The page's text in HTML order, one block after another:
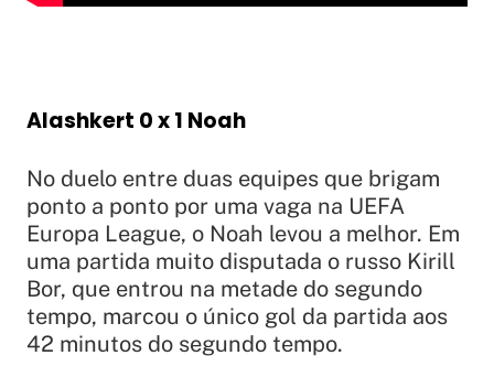
Alashkert 0 x 1 Noah
No duelo entre duas equipes que brigam
ponto a ponto por uma vaga na UEFA
Europa League, o Noah levou a melhor. Em
uma partida muito disputada o russo Kirill
Bor, que entrou na metade do segundo
tempo, marcou o único gol da partida aos
42 minutos do segundo tempo.